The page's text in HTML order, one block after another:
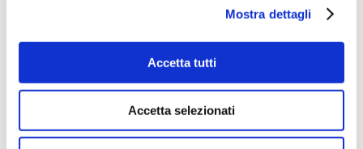
Mostra dettagli
Accetta tutti
Accetta selezionati